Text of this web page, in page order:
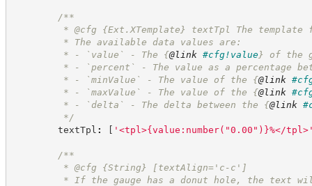
/**
* @cfg {Ext.XTemplate}
textTpl The template
* The available data values are:
* - `value` - The {@link #cfg!value} of the
* - `percent` - The value as a percentage
* - `minValue` - The value of the {@link
* - `maxValue` - The value of the {@link
* - `delta` - The delta between the {@link
*/
textTpl : [ ' <tpl>{value:number("0.00")}%</tpl>
/**
* @cfg {String}
[textAlign='c-c']
* If the gauge has a donut hole, the text